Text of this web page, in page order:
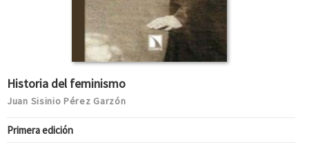
Historia del feminismo
Juan Sisinio Pérez Garzón
Primera edición